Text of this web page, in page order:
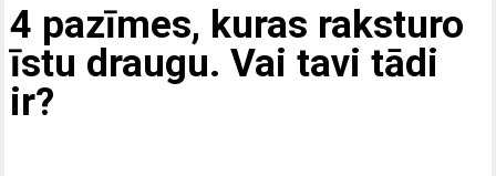
4 pazīmes, kuras raksturo
īstu draugu. Vai tavi tādi
ir?